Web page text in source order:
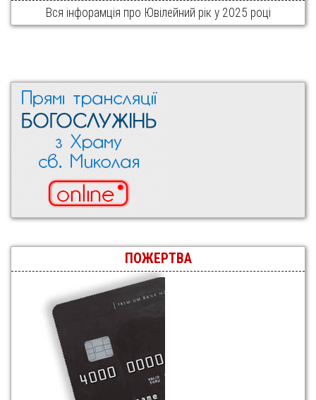
Вся інфорамція про Ювілейний рік у 2025 році
ПОЖЕРТВА